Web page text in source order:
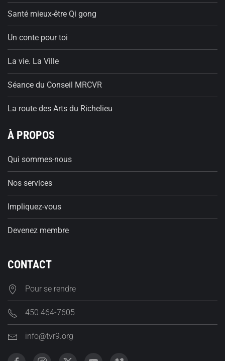
Santé mieux-être Qi gong
Un conte pour toi
La vie. La Ville
Séance du Conseil MRCVR
La route des Arts du Richelieu
À PROPOS
Qui sommes-nous
Nos services
Impliquez-vous
Devenez membre
CONTACT
Pour se rendre
450 464-7605
info@tvr9.org